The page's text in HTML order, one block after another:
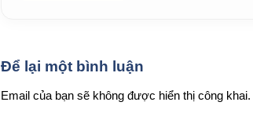
Để lại một bình luận
Email của bạn sẽ không được hiển thị công khai.